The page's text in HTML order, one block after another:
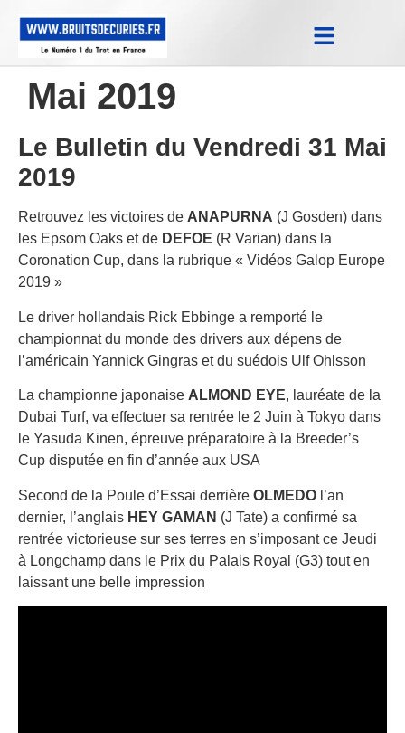
Mai 2019
Le Bulletin du Vendredi 31 Mai
2019
Retrouvez les victoires de ANAPURNA (J Gosden) dans
les Epsom Oaks et de DEFOE (R Varian) dans la
Coronation Cup, dans la rubrique « Vidéos Galop Europe
2019 »
Le driver hollandais Rick Ebbinge a remporté le
championnat du monde des drivers aux dépens de
l’américain Yannick Gingras et du suédois Ulf Ohlsson
La championne japonaise ALMOND EYE, lauréate de la
Dubai Turf, va effectuer sa rentrée le 2 Juin à Tokyo dans
le Yasuda Kinen, épreuve préparatoire à la Breeder’s
Cup disputée en fin d’année aux USA
Second de la Poule d’Essai derrière OLMEDO l’an
dernier, l’anglais HEY GAMAN (J Tate) a confirmé sa
rentrée victorieuse sur ses terres en s’imposant ce Jeudi
à Longchamp dans le Prix du Palais Royal (G3) tout en
laissant une belle impression